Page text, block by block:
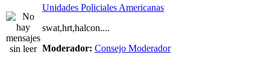
Unidades Policiales Americanas
swat,hrt,halcon....
Moderador: Consejo Moderador